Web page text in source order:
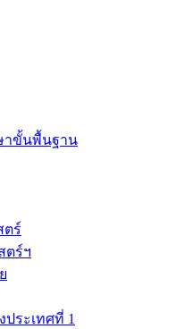
าขั้นพื้นฐาน
ร์
ตร์ฯ
ระเทศที่ 1